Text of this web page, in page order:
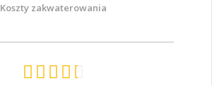
Koszty zakwaterowania
    